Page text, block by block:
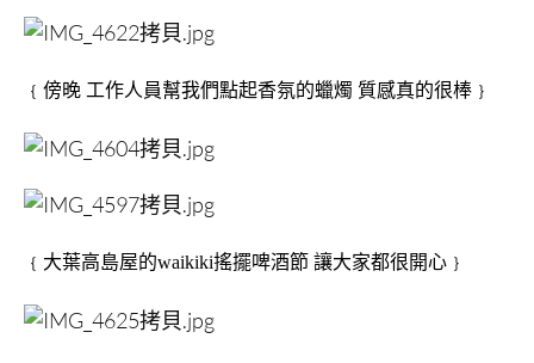
﹛傍晚 工作人員幫我們點起香氛的蠟燭 質感真的很棒﹜
﹛大葉高島屋的waikiki搖擺啤酒節 讓大家都很開心﹜